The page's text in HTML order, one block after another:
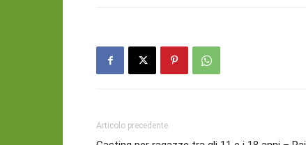
Articolo precedente